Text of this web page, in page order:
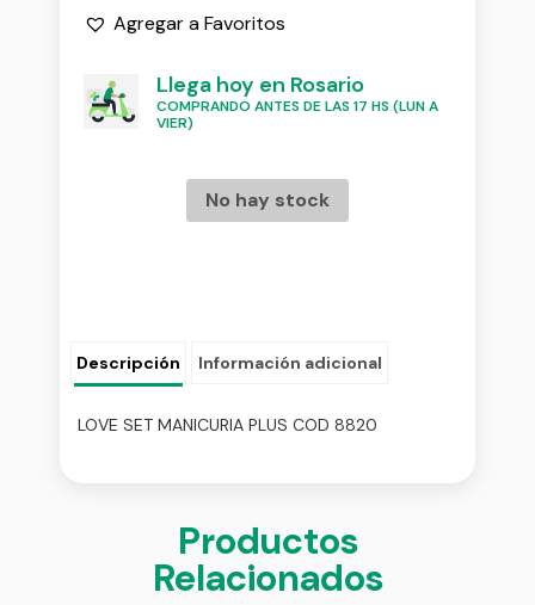
Agregar a Favoritos
Llega hoy en Rosario
COMPRANDO ANTES DE LAS 17 HS (LUN A
VIER)
No hay stock
Descripción Información adicional
LOVE SET MANICURIA PLUS COD 8820
Productos
Relacionados